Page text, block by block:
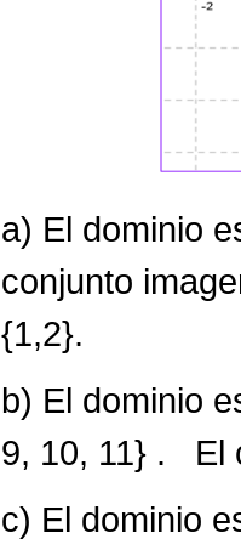
a) El dominio
conjunto
{1,2}.
b) El dominio
9, 10, 11} . El
c) El dominio